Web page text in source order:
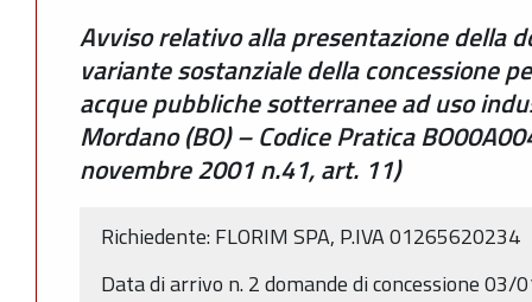
Avviso relativo alla presentazione della
variante sostanziale della concessione
acque pubbliche sotterranee ad uso
Mordano (BO) – Codice Pratica
novembre 2001 n.41, art. 11)
Richiedente: FLORIM SPA, P.IVA 01265620234
Data di arrivo n. 2 domande di concessione 03/